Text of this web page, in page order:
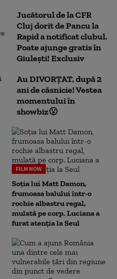
Jucătorul de la CFR
Cluj dorit de Pancu la
Rapid a notificat clubul.
Poate ajunge gratis în
Giulești! Exclusiv
Au DIVORȚAT, după 2
ani de căsnicie! Vestea
momentului în
showbiz😮
FILM NOW
Soția lui Matt Damon,
frumoasa balului într-o
rochie albastru regal,
mulată pe corp. Luciana a
furat atenția la Seul